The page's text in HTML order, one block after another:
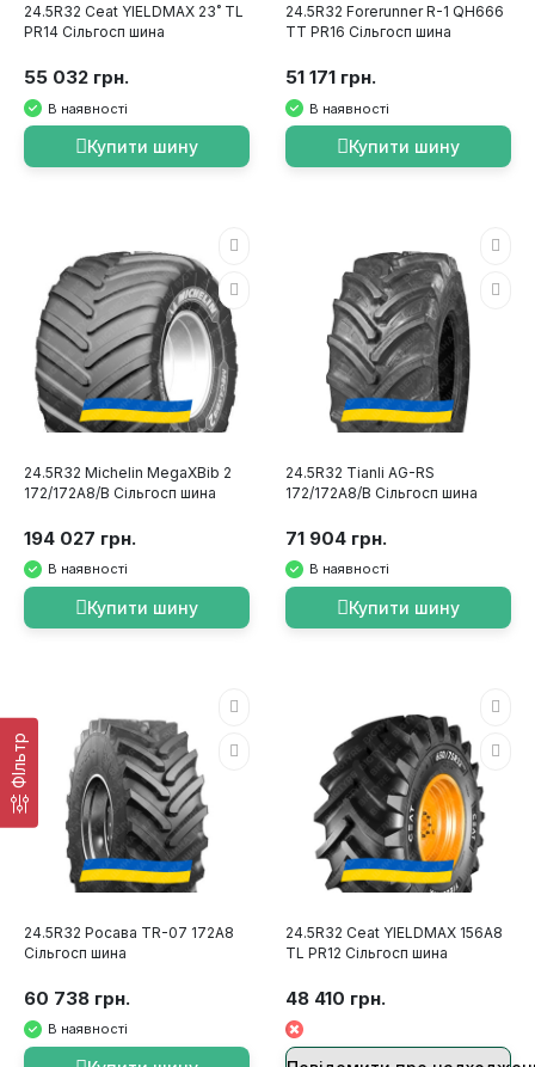
ФІльтр
24.5R32 Ceat YIELDMAX 23˚ TL
PR14 Сільгосп шина
55 032 грн.
В наявності
Купити шину
24.5R32 Forerunner R-1 QH666
TT PR16 Сільгосп шина
51 171 грн.
В наявності
Купити шину
24.5R32 Michelin MegaXBib 2
172/172A8/B Сільгосп шина
194 027 грн.
В наявності
Купити шину
24.5R32 Tianli AG-RS
172/172A8/B Сільгосп шина
71 904 грн.
В наявності
Купити шину
24.5R32 Росава TR-07 172A8
Сільгосп шина
60 738 грн.
В наявності
24.5R32 Ceat YIELDMAX 156A8
TL PR12 Сільгосп шина
48 410 грн.